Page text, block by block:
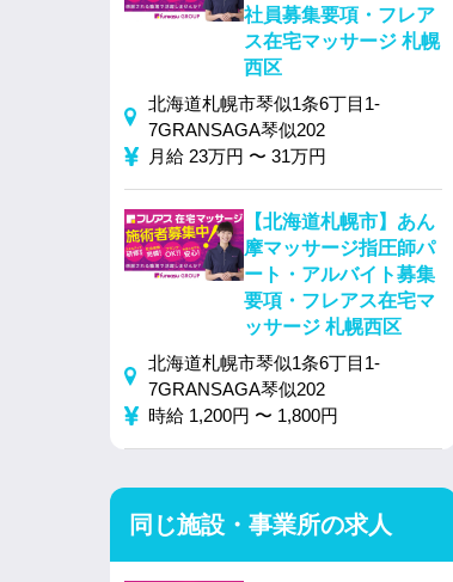
社員募集要項・フレア
ス在宅マッサージ 札幌
西区
北海道札幌市琴似1条6丁目1-
7GRANSAGA琴似202
月給 23万円 〜 31万円
【北海道札幌市】あん
摩マッサージ指圧師パ
ート・アルバイト募集
要項・フレアス在宅マ
ッサージ 札幌西区
北海道札幌市琴似1条6丁目1-
7GRANSAGA琴似202
時給 1,200円 〜 1,800円
同じ施設・事業所の求人